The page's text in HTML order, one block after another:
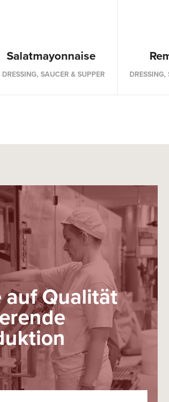
Salatmayonnaise
DRESSING, SAUCER & SUPPER
auf Qualität